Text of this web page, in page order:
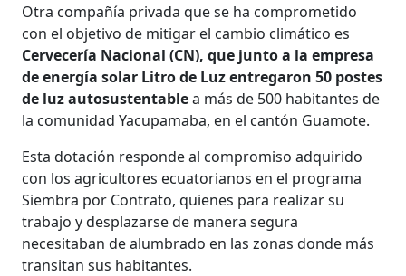
Otra compañía privada que se ha comprometido
con el objetivo de mitigar el cambio climático es
Cervecería Nacional (CN), que junto a la empresa
de energía solar Litro de Luz entregaron 50 postes
de luz autosustentablea más de 500 habitantes de
la comunidad Yacupamaba, en el cantón Guamote.
Esta dotación responde al compromiso adquirido
con los agricultores ecuatorianos en el programa
Siembra por Contrato, quienes para realizar su
trabajo y desplazarse de manera segura
necesitaban de alumbrado en las zonas donde más
transitan sus habitantes.